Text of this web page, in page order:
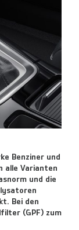
Benziner und
alle Varianten
und die
Bei den
(GPF) zum